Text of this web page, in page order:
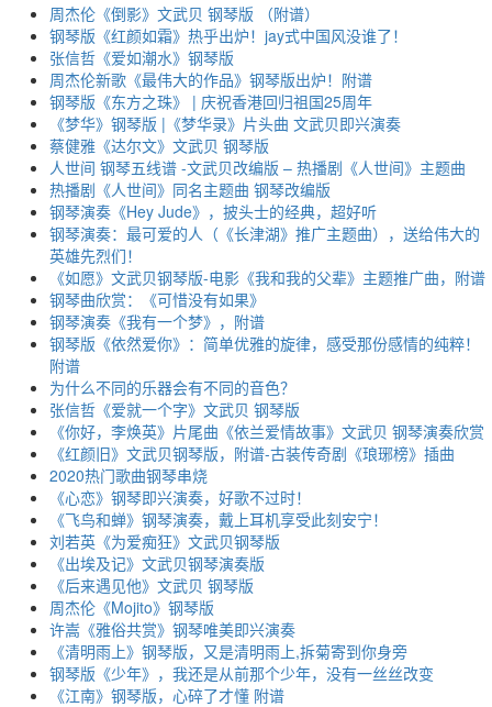
周杰伦《倒影》文武贝 钢琴版 （附谱）
钢琴版《红颜如霜》热乎出炉！jay式中国风没谁了！
张信哲《爱如潮水》钢琴版
周杰伦新歌《最伟大的作品》钢琴版出炉！附谱
钢琴版《东方之珠》 | 庆祝香港回归祖国25周年
《梦华》钢琴版 |《梦华录》片头曲 文武贝即兴演奏
蔡健雅《达尔文》文武贝 钢琴版
人世间 钢琴五线谱 -文武贝改编版 – 热播剧《人世间》主题曲
热播剧《人世间》同名主题曲 钢琴改编版
钢琴演奏《Hey Jude》，披头士的经典，超好听
钢琴演奏：最可爱的人（《长津湖》推广主题曲），送给伟大的
英雄先烈们！
《如愿》文武贝钢琴版-电影《我和我的父辈》主题推广曲，附谱
钢琴曲欣赏：《可惜没有如果》
钢琴演奏《我有一个梦》，附谱
钢琴版《依然爱你》：简单优雅的旋律，感受那份感情的纯粹！
附谱
为什么不同的乐器会有不同的音色？
张信哲《爱就一个字》文武贝 钢琴版
《你好，李焕英》片尾曲《依兰爱情故事》文武贝 钢琴演奏欣赏
《红颜旧》文武贝钢琴版，附谱-古装传奇剧《琅琊榜》插曲
2020热门歌曲钢琴串烧
《心恋》钢琴即兴演奏，好歌不过时！
《飞鸟和蝉》钢琴演奏，戴上耳机享受此刻安宁！
刘若英《为爱痴狂》文武贝钢琴版
《出埃及记》文武贝钢琴演奏版
《后来遇见他》文武贝 钢琴版
周杰伦《Mojito》钢琴版
许嵩《雅俗共赏》钢琴唯美即兴演奏
《清明雨上》钢琴版，又是清明雨上,拆菊寄到你身旁
钢琴版《少年》，我还是从前那个少年，没有一丝丝改变
《江南》钢琴版，心碎了才懂 附谱